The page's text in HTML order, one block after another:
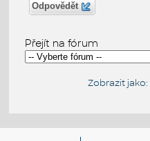
Odpovědět
Přejít na fórum
Zobrazit jako: